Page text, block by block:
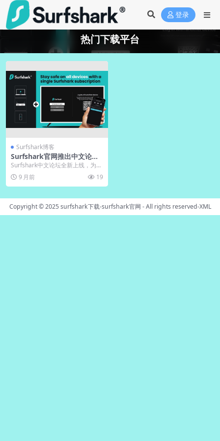
登录
热门下载平台
Surfshark博客
Surfshark官网推出中文论坛
｜下载问题互助交流
Surfshark中文论坛全新上线，为中
文用户提供便捷交流空间，重点解
决下载难题...
9 月前 19
Copyright © 2025surfshark下载-surfshark官网 - All rights reserved-XML